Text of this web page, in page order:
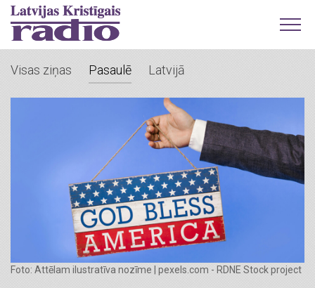
Visas ziņas Pasaulē Latvijā
Foto: Attēlam ilustratīva nozīme | pexels.com - RDNE Stock project